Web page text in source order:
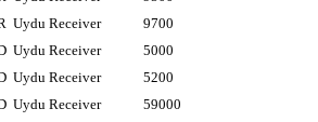
Uydu Receiver
9700
Uydu Receiver
5000
Uydu Receiver
5200
Uydu Receiver
59000